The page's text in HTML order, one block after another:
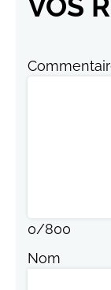
0/800
Nom